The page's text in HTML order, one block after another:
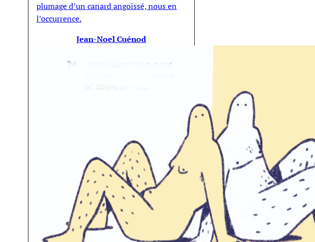
plumage d’un canard angoissé, nous en
l’occurrence.
Jean-Noel Cuénod